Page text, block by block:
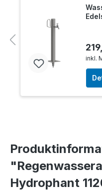
inkl.
Hydrophant